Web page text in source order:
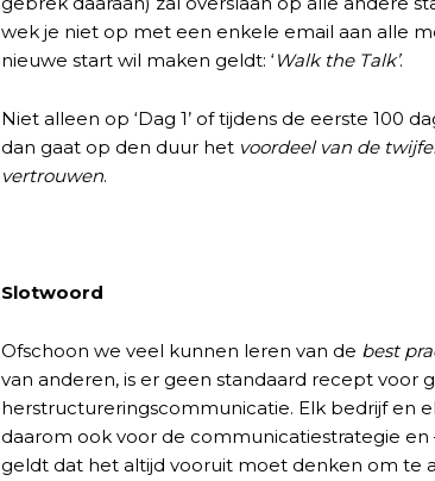
wek je niet op met een enkele email aan alle
nieuwe start wil maken geldt: ‘ Walk the Talk’.
Niet alleen op ‘Dag 1’ of tijdens de eerste 100
dan gaat op den duur het voordeel van de
vertrouwen.
Slotwoord
Ofschoon we veel kunnen leren van de best
van anderen, is er geen standaard recept voor
herstructureringscommunicatie. Elk bedrijf en
daarom ook voor de communicatiestrategie
geldt dat het altijd vooruit moet denken om te